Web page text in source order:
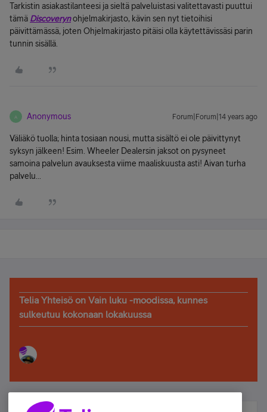
Tarkistin asiakastilanteesi ja sieltä palveluistasi valitettavasti puuttui
tämä Discoverynohjelmakirjasto, kävin sen nyt tietoihisi
päivittämässä, joten Ohjelmakirjasto pitäisi olla käytettävissäsi parin
tunnin sisällä.
A Anonymous Forum|Forum|14 years ago
Väliäkö tuolla; hinta tosiaan nousi, mutta sisältö ei ole päivittynyt
syksyn jälkeen! Esim. Wheeler Dealersin jaksot on pysyneet
samoina palvelun avauksesta viime maaliskuusta asti! Aivan turha
palvelu...
Telia Yhteisö on Vain luku -moodissa, kunnes
sulkeutuu kokonaan lokakuussa